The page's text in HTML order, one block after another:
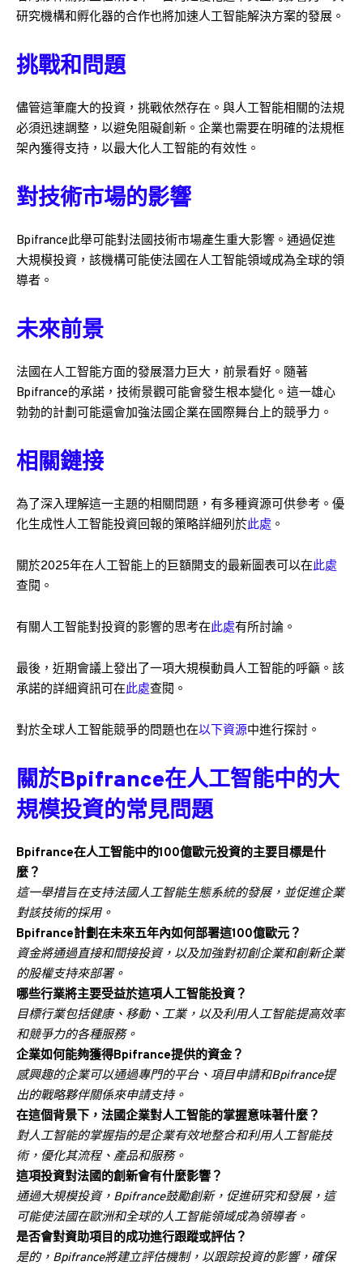
研究機構和孵化器的合作也將加速人工智能解決方案的發展。
挑戰和問題
儘管這筆龐大的投資，挑戰依然存在。與人工智能相關的法規
必須迅速調整，以避免阻礙創新。企業也需要在明確的法規框
架內獲得支持，以最大化人工智能的有效性。
對技術市場的影響
Bpifrance此舉可能對法國技術市場產生重大影響。通過促進
大規模投資，該機構可能使法國在人工智能領域成為全球的領
導者。
未來前景
法國在人工智能方面的發展潛力巨大，前景看好。隨著
Bpifrance的承諾，技術景觀可能會發生根本變化。這一雄心
勃勃的計劃可能還會加強法國企業在國際舞台上的競爭力。
相關鏈接
為了深入理解這一主題的相關問題，有多種資源可供參考。優
化生成性人工智能投資回報的策略詳細列於此處 。
關於2025年在人工智能上的巨額開支的最新圖表可以在此處
查閱。
有關人工智能對投資的影響的思考在此處有所討論。
最後，近期會議上發出了一項大規模動員人工智能的呼籲。該
承諾的詳細資訊可在此處查閱。
對於全球人工智能競爭的問題也在以下資源中進行探討。
關於Bpifrance在人工智能中的大
規模投資的常見問題
Bpifrance在人工智能中的100億歐元投資的主要目標是什
麼？
這一舉措旨在支持法國人工智能生態系統的發展，並促進企業
對該技術的採用。
Bpifrance計劃在未來五年內如何部署這100億歐元？
資金將通過直接和間接投資，以及加強對初創企業和創新企業
的股權支持來部署。
哪些行業將主要受益於這項人工智能投資？
目標行業包括健康、移動、工業，以及利用人工智能提高效率
和競爭力的各種服務。
企業如何能夠獲得Bpifrance提供的資金？
感興趣的企業可以通過專門的平台、項目申請和Bpifrance提
出的戰略夥伴關係來申請支持。
在這個背景下，法國企業對人工智能的掌握意味著什麼？
對人工智能的掌握指的是企業有效地整合和利用人工智能技
術，優化其流程、產品和服務。
這項投資對法國的創新會有什麼影響？
通過大規模投資，Bpifrance鼓勵創新，促進研究和發展，這
可能使法國在歐洲和全球的人工智能領域成為領導者。
是否會對資助項目的成功進行跟蹤或評估？
是的，Bpifrance將建立評估機制，以跟踪投資的影響，確保